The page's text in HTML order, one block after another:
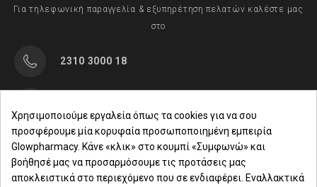
Για τηλεφωνική παραγγελία & εξυπηρέτηση πελατών καλέστε μας
στο
2310 3000 18
Δευ. - Παρ.: 8:00 - 21:00
Σάββατο: 09:00-15:00
Χρησιμοποιούμε εργαλεία όπως τα cookies για να σου
προσφέρουμε μία κορυφαία προσωποποιημένη εμπειρία
Glowpharmacy. Κάνε «κλικ» στο κουμπί «Συμφωνώ» και
βοήθησέ μας να προσαρμόσουμε τις προτάσεις μας
αποκλειστικά στο περιεχόμενο που σε ενδιαφέρει. Εναλλακτικά